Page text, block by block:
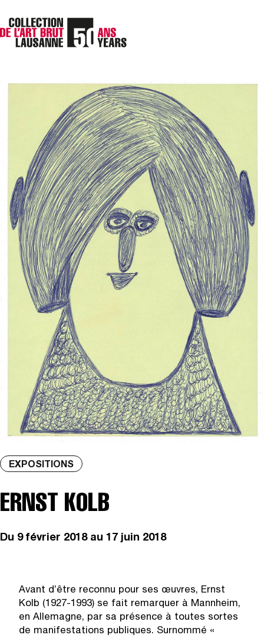
EXPOSITIONS
ERNST KOLB
Du 9 février 2018 au 17 juin 2018
Avant d’être reconnu pour ses œuvres, Ernst
Kolb (1927-1993) se fait remarquer à Mannheim,
en Allemagne, par sa présence à toutes sortes
de manifestations publiques. Surnommé «